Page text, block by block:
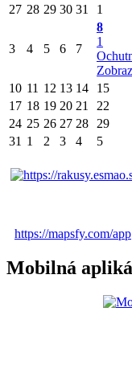
27 28 29 30 31 1
3 4 5 6 7
8
1
10 11 12 13 14 15
17 18 19 20 21 22
24 25 26 27 28 29
31 1 2 3 4 5
https://mapsfy.com/app
Mobilná